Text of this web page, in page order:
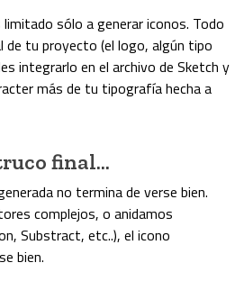
sólo a generar iconos. Todo
de tu proyecto (el logo, algún tipo
integrarlo en el archivo de Sketch y
más de tu tipografía hecha a
final...
no termina de verse bien.
complejos, o anidamos
Substract, etc..), el icono
bien.